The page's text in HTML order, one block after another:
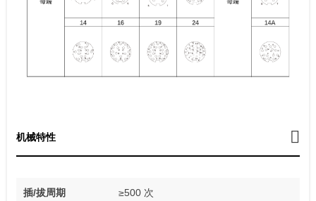
机械特性
插/拔周期 ≥500 次